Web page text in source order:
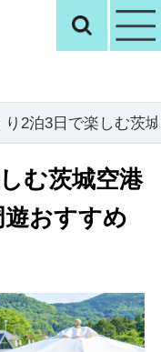
観光いばらき検
り2泊3日で楽しむ茨
む茨城空港
おすすめ